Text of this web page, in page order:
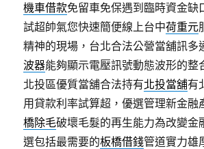
機車借款免留車免保遇到臨時資金缺
試超帥氣您快速簡便線上台中荷重元
精神的現場，台北合法公營當舖訊多
波器能夠顯示電壓訊號動態波形的整
北投區優質當舖合法持有北投當舖有
用貸款利率試算超，優選管理新金融
橋除毛破壞毛髮的再生能力為改變金
選包括最需要的板橋借錢管道實力雄